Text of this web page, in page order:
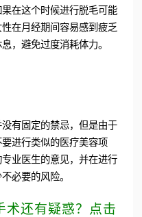
在这个时候进行脱毛可能
在月经期间容易感到疲乏
，避免过度消耗体力。
有固定的禁忌，但是由于
进行类似的医疗美容项
业医生的意见，并在进行
必要的风险。
术还有疑惑？点击